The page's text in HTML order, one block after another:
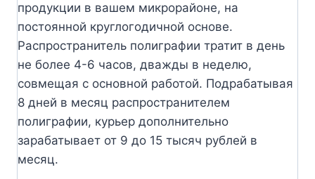
продукции в вашем микрорайоне, на
постоянной круглогодичной основе.
Распространитель полиграфии тратит в день
не более 4-6 часов, дважды в неделю,
совмещая с основной работой. Подрабатывая
8 дней в месяц распространителем
полиграфии, курьер дополнительно
зарабатывает от 9 до 15 тысяч рублей в
месяц.